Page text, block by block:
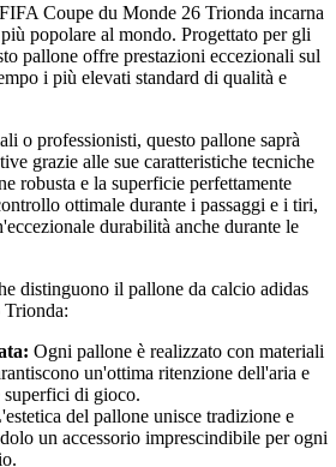
Coupe du Monde 26 Trionda incarna
popolare al mondo. Progettato per gli
pallone offre prestazioni eccezionali sul
i più elevati standard di qualità e
o professionisti, questo pallone saprà
grazie alle sue caratteristiche tecniche
robusta e la superficie perfettamente
ottimale durante i passaggi e i tiri,
durabilità anche durante le
distinguono il pallone da calcio adidas
Ogni pallone è realizzato con materiali
un'ottima ritenzione dell'aria e
superfici di gioco.
del pallone unisce tradizione e
un accessorio imprescindibile per ogni